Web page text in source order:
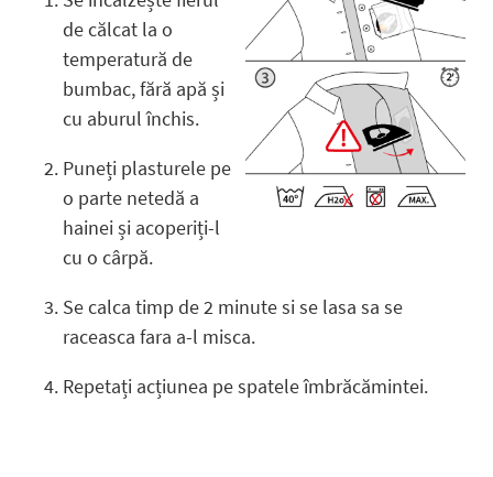
de călcat la o
temperatură de
bumbac, fără apă și
cu aburul închis.
Puneți plasturele pe
o parte netedă a
hainei și acoperiți-l
cu o cârpă.
Se calca timp de 2 minute si se lasa sa se
raceasca fara a-l misca.
Repetați acțiunea pe spatele îmbrăcămintei.